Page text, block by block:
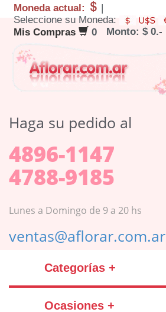
Moneda actual:
|
Seleccione su Moneda:
Mis Compras
0 Monto: $ 0.-
Haga su pedido al
4896-1147
4788-9185
Lunes a Domingo de 9 a 20 hs
ventas@aflorar.com.ar
Categorías +
Ocasiones +